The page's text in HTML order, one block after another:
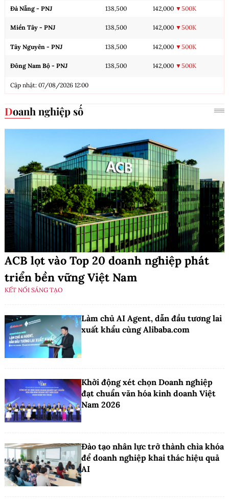
Đà Nẵng - PNJ 138,500 142,000 ▼500K
Miền Tây - PNJ 138,500 142,000 ▼500K
Tây Nguyên - PNJ 138,500 142,000 ▼500K
Đông Nam Bộ - PNJ 138,500 142,000 ▼500K
Cập nhật: 07/08/2026 12:00
Doanh nghiệp số
ACB lọt vào Top 20 doanh nghiệp phát
triển bền vững Việt Nam
KẾT NỐI SÁNG TẠO
Làm chủ AI Agent, dẫn đầu tương lai
xuất khẩu cùng Alibaba.com
Khởi động xét chọn Doanh nghiệp
đạt chuẩn văn hóa kinh doanh Việt
Nam 2026
Đào tạo nhân lực trở thành chìa khóa
để doanh nghiệp khai thác hiệu quả
AI